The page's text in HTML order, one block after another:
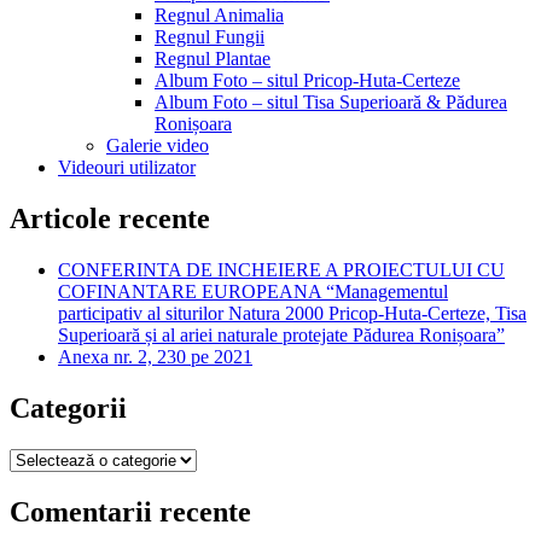
Regnul Animalia
Regnul Fungii
Regnul Plantae
Album Foto – situl Pricop-Huta-Certeze
Album Foto – situl Tisa Superioară & Pădurea
Ronișoara
Galerie video
Videouri utilizator
Articole recente
CONFERINTA DE INCHEIERE A PROIECTULUI CU
COFINANTARE EUROPEANA “Managementul
participativ al siturilor Natura 2000 Pricop-Huta-Certeze, Tisa
Superioară și al ariei naturale protejate Pădurea Ronișoara”
Anexa nr. 2, 230 pe 2021
Categorii
Categorii
Comentarii recente